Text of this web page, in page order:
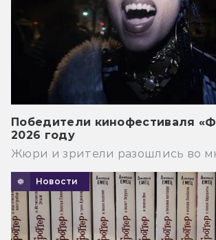
Победители кинофестиваля
2026 году
Жюри и зрители разошлись во
Новости